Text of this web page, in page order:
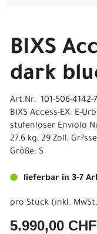
BIXS
dark
Art.Nr. 101-506-4142-
BIXS Access-EX: E-
stufenloser Enviolo
27.6 kg, 29 Zoll,
Größe: S
lieferbar in 3-7
pro Stück (inkl.
5.990,00 CHF